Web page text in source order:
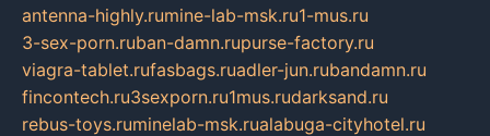
antenna-highly.rumine-lab-msk.ru1-mus.ru
3-sex-porn.ruban-damn.rupurse-factory.ru
viagra-tablet.rufasbags.ruadler-jun.rubandamn.ru
fincontech.ru3sexporn.ru1mus.rudarksand.ru
rebus-toys.ruminelab-msk.rualabuga-cityhotel.ru